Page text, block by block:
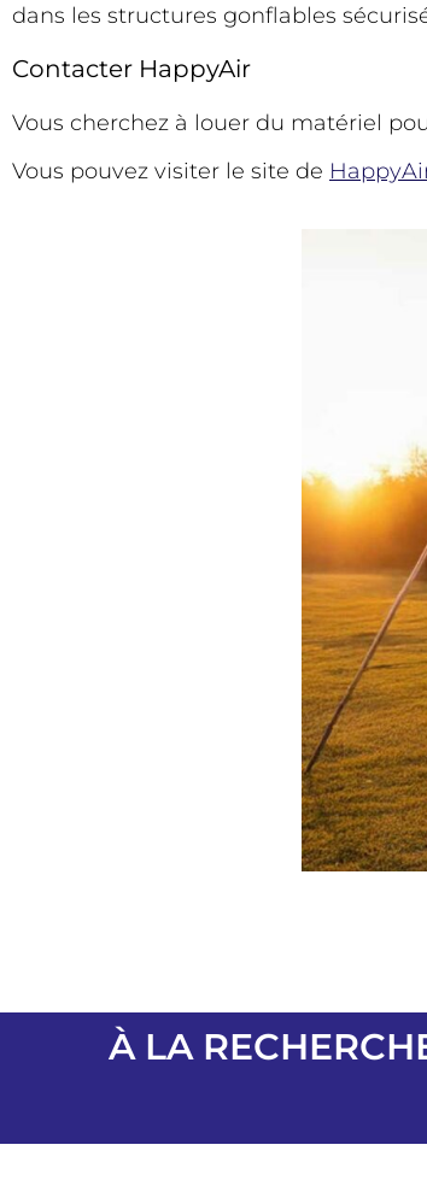
dans les structures gonflables
Contacter HappyAir
Vous cherchez à louer du matériel
Vous pouvez visiter le site de
À LA